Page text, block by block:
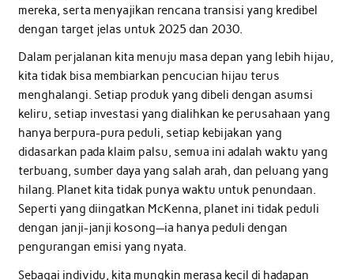
mereka, serta menyajikan rencana transisi yang kredibel
dengan target jelas untuk 2025 dan 2030.
Dalam perjalanan kita menuju masa depan yang lebih hijau,
kita tidak bisa membiarkan pencucian hijau terus
menghalangi. Setiap produk yang dibeli dengan asumsi
keliru, setiap investasi yang dialihkan ke perusahaan yang
hanya berpura-pura peduli, setiap kebijakan yang
didasarkan pada klaim palsu, semua ini adalah waktu yang
terbuang, sumber daya yang salah arah, dan peluang yang
hilang. Planet kita tidak punya waktu untuk penundaan.
Seperti yang diingatkan McKenna, planet ini tidak peduli
dengan janji-janji kosong—ia hanya peduli dengan
pengurangan emisi yang nyata.
Sebagai individu, kita mungkin merasa kecil di hadapan